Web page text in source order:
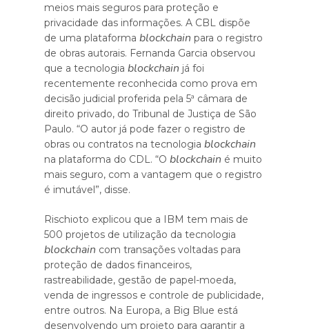
meios mais seguros para proteção e
privacidade das informações. A CBL dispõe
de uma plataforma blockchain para o registro
de obras autorais. Fernanda Garcia observou
que a tecnologia blockchain já foi
recentemente reconhecida como prova em
decisão judicial proferida pela 5ª câmara de
direito privado, do Tribunal de Justiça de São
Paulo. “O autor já pode fazer o registro de
obras ou contratos na tecnologia blockchain
na plataforma do CDL. “O blockchain é muito
mais seguro, com a vantagem que o registro
é imutável”, disse.
Rischioto explicou que a IBM tem mais de
500 projetos de utilização da tecnologia
blockchain com transações voltadas para
proteção de dados financeiros,
rastreabilidade, gestão de papel-moeda,
venda de ingressos e controle de publicidade,
entre outros. Na Europa, a Big Blue está
desenvolvendo um projeto para garantir a